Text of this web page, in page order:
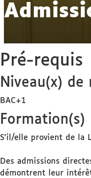
Pré-requis
Niveau(x)
BAC+1
Formation(s)
S'il/elle provient de la
Des admissions
démontrent leur